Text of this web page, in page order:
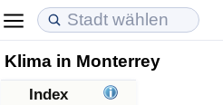
Klima in Monterrey
Index
Lebenshaltungskosten
Immobilienpreise
Lebensqualität